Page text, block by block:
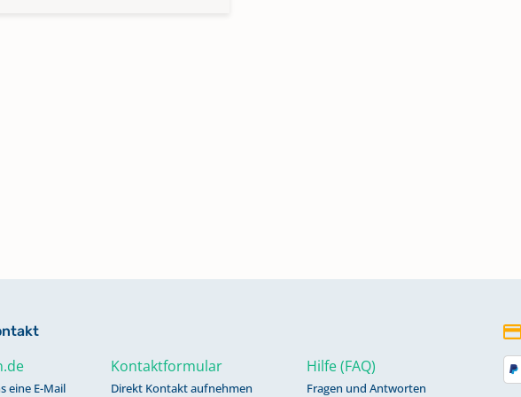
eine E-Mail
Kontaktformular
Direkt Kontakt aufnehmen
Hilfe (FAQ)
Fragen und Antworten